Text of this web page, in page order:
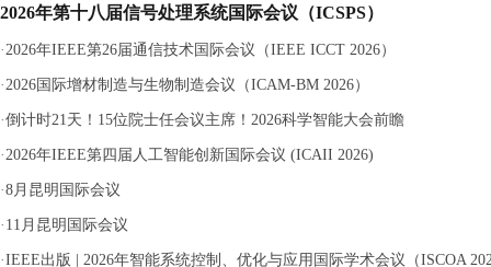
2026年第十八届信号处理系统国际会议（ICSPS）
·2026年IEEE第26届通信技术国际会议（IEEE ICCT 2026）
·2026国际增材制造与生物制造会议（ICAM-BM 2026）
·倒计时21天！15位院士任会议主席！2026科学智能大会前瞻
·2026年IEEE第四届人工智能创新国际会议 (ICAII 2026)
·8月昆明国际会议
· 11月昆明国际会议
·IEEE出版 | 2026年智能系统控制、优化与应用国际学术会议（ISCOA